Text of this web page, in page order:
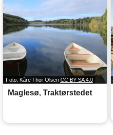
Foto: Kåre Thor Olsen CC BY-SA 4.0
Maglesø, Traktørstedet